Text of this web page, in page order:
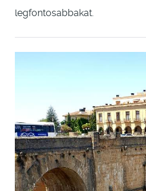
legfontosabbakat.